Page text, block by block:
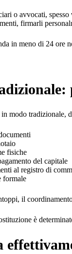
o avvocati, spesso
firmarli
in meno di 24 ore
modo tradizionale,
fisiche
del capitale
al registro di
formale
il
è